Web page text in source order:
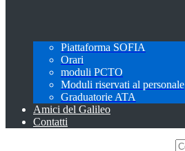
Piattaforma SOFIA
Orari
moduli PCTO
Moduli riservati al personale
Graduatorie ATA
Amici del Galileo
Contatti